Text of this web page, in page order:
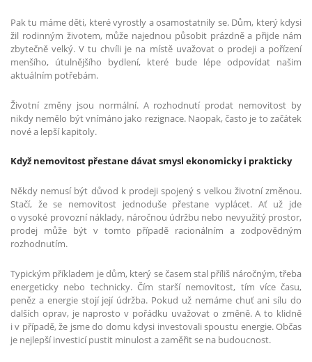
Pak tu máme děti, které vyrostly a osamostatnily se. Dům, který kdysi
žil rodinným životem, může najednou působit prázdně a přijde nám
zbytečně velký. V tu chvíli je na místě uvažovat o prodeji a pořízení
menšího, útulnějšího bydlení, které bude lépe odpovídat našim
aktuálním potřebám.
Životní změny jsou normální. A rozhodnutí prodat nemovitost by
nikdy nemělo být vnímáno jako rezignace. Naopak, často je to začátek
nové a lepší kapitoly.
Když nemovitost přestane dávat smysl ekonomicky i prakticky
Někdy nemusí být důvod k prodeji spojený s velkou životní změnou.
Stačí, že se nemovitost jednoduše přestane vyplácet. Ať už jde
o vysoké provozní náklady, náročnou údržbu nebo nevyužitý prostor,
prodej může být v tomto případě racionálním a zodpovědným
rozhodnutím.
Typickým příkladem je dům, který se časem stal příliš náročným, třeba
energeticky nebo technicky. Čím starší nemovitost, tím více času,
peněz a energie stojí její údržba. Pokud už nemáme chuť ani sílu do
dalších oprav, je naprosto v pořádku uvažovat o změně. A to klidně
i v případě, že jsme do domu kdysi investovali spoustu energie. Občas
je nejlepší investicí pustit minulost a zaměřit se na budoucnost.